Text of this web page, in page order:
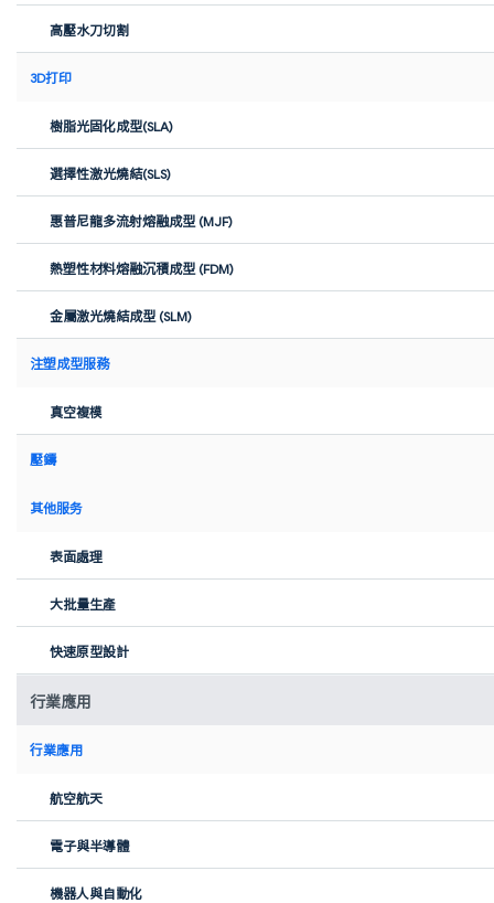
高壓水刀切割
3D打印
樹脂光固化成型(SLA)
選擇性激光燒結(SLS)
惠普尼龍多流射熔融成型 (MJF)
熱塑性材料熔融沉積成型 (FDM)
金屬激光燒結成型 (SLM)
注塑成型服務
真空複模
壓鑄
其他服务
表面處理
大批量生產
快速原型設計
行業應用
行業應用
航空航天
電子與半導體
機器人與自動化
客戶案例
FIMRO 採用 Xometry 擇冪科技 3D 打印工
藝完成展會微型模型
CNC加工
Overboat，一艘由 Xometry 擇冪科技協助
建造的飛行船隻
客戶案例
Bookhoover，一款透過 Xometry 擇冪科技 3D 打印創新的
閱讀夥伴